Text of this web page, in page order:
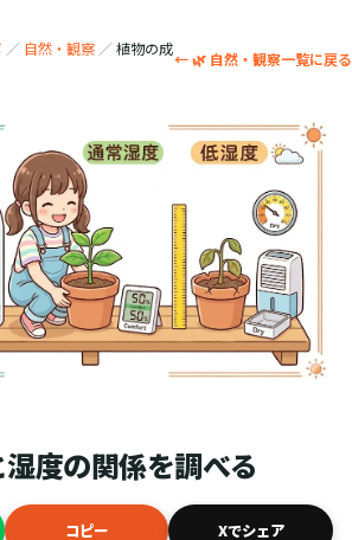
／ 自然・観察 ／植物の成← 🌿 自然・観察一覧に戻る
度の関係を調べる
コピー Xでシェア